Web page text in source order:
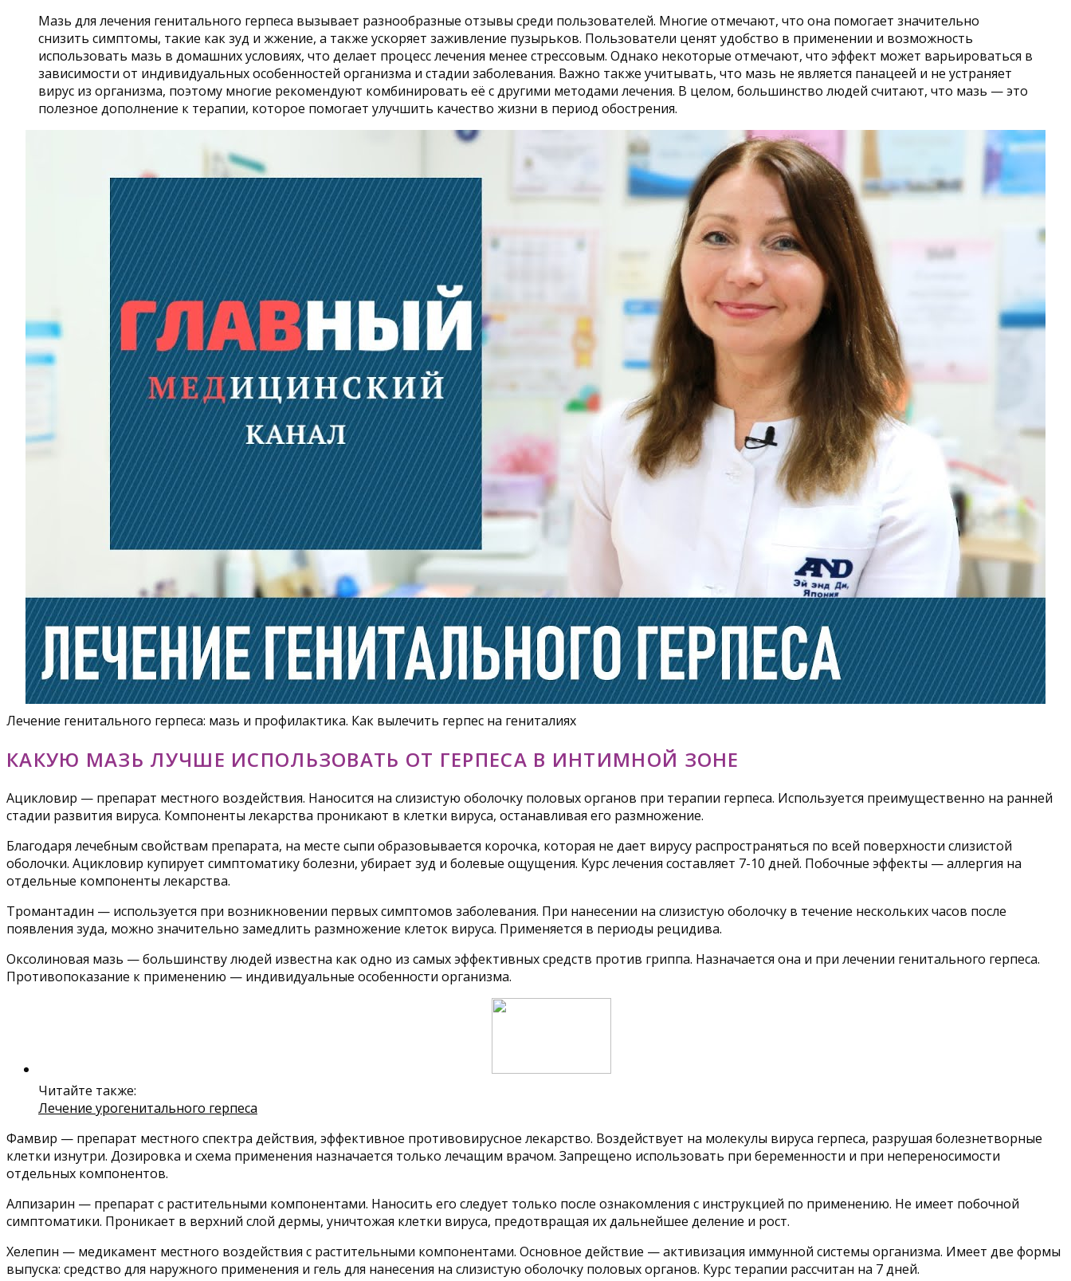
Мазь для лечения генитального герпеса вызывает разнообразные отзывы среди пользователей. Многие отмечают, что она помогает значительно
снизить симптомы, такие как зуд и жжение, а также ускоряет заживление пузырьков. Пользователи ценят удобство в применении и возможность
использовать мазь в домашних условиях, что делает процесс лечения менее стрессовым. Однако некоторые отмечают, что эффект может варьироваться в
зависимости от индивидуальных особенностей организма и стадии заболевания. Важно также учитывать, что мазь не является панацеей и не устраняет
вирус из организма, поэтому многие рекомендуют комбинировать её с другими методами лечения. В целом, большинство людей считают, что мазь — это
полезное дополнение к терапии, которое помогает улучшить качество жизни в период обострения.
Лечение генитального герпеса: мазь и профилактика. Как вылечить герпес на гениталиях
КАКУЮ МАЗЬ ЛУЧШЕ ИСПОЛЬЗОВАТЬ ОТ ГЕРПЕСА В ИНТИМНОЙ ЗОНЕ
Ацикловир — препарат местного воздействия. Наносится на слизистую оболочку половых органов при терапии герпеса. Используется преимущественно на ранней
стадии развития вируса. Компоненты лекарства проникают в клетки вируса, останавливая его размножение.
Благодаря лечебным свойствам препарата, на месте сыпи образовывается корочка, которая не дает вирусу распространяться по всей поверхности слизистой
оболочки. Ацикловир купирует симптоматику болезни, убирает зуд и болевые ощущения. Курс лечения составляет 7-10 дней. Побочные эффекты — аллергия на
отдельные компоненты лекарства.
Тромантадин — используется при возникновении первых симптомов заболевания. При нанесении на слизистую оболочку в течение нескольких часов после
появления зуда, можно значительно замедлить размножение клеток вируса. Применяется в периоды рецидива.
Оксолиновая мазь — большинству людей известна как одно из самых эффективных средств против гриппа. Назначается она и при лечении генитального герпеса.
Противопоказание к применению — индивидуальные особенности организма.
Читайте также:
Лечение урогенитального герпеса
Фамвир — препарат местного спектра действия, эффективное противовирусное лекарство. Воздействует на молекулы вируса герпеса, разрушая болезнетворные
клетки изнутри. Дозировка и схема применения назначается только лечащим врачом. Запрещено использовать при беременности и при непереносимости
отдельных компонентов.
Алпизарин — препарат с растительными компонентами. Наносить его следует только после ознакомления с инструкцией по применению. Не имеет побочной
симптоматики. Проникает в верхний слой дермы, уничтожая клетки вируса, предотвращая их дальнейшее деление и рост.
Хелепин — медикамент местного воздействия с растительными компонентами. Основное действие — активизация иммунной системы организма. Имеет две формы
выпуска: средство для наружного применения и гель для нанесения на слизистую оболочку половых органов. Курс терапии рассчитан на 7 дней.